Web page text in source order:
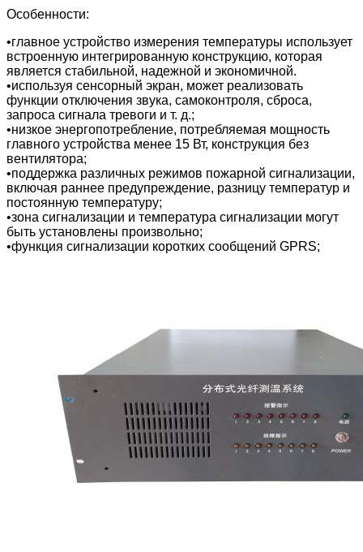
Особенности:
•главное устройство измерения температуры использует
встроенную интегрированную конструкцию, которая
является стабильной, надежной и экономичной.
•используя сенсорный экран, может реализовать
функции отключения звука, самоконтроля, сброса,
запроса сигнала тревоги и т. д.;
•низкое энергопотребление, потребляемая мощность
главного устройства менее 15 Вт, конструкция без
вентилятора;
•поддержка различных режимов пожарной сигнализации,
включая раннее предупреждение, разницу температур и
постоянную температуру;
•зона сигнализации и температура сигнализации могут
быть установлены произвольно;
•функция сигнализации коротких сообщений GPRS;